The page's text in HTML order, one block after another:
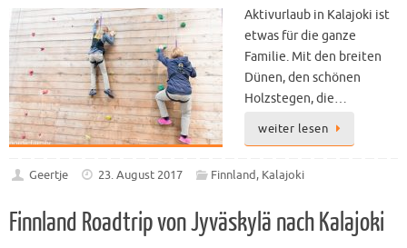
Aktivurlaub in Kalajoki ist
etwas für die ganze
Familie. Mit den breiten
Dünen, den schönen
Holzstegen, die…
weiter lesen
Geertje 23. August 2017 Finnland, Kalajoki
Finnland Roadtrip von Jyväskylä nach Kalajoki